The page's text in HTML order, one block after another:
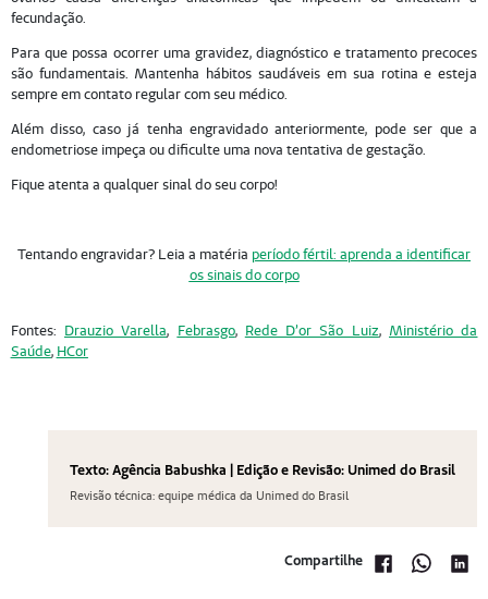
fecundação.
Para que possa ocorrer uma gravidez, diagnóstico e tratamento precoces
são fundamentais. Mantenha hábitos saudáveis em sua rotina e esteja
sempre em contato regular com seu médico.
Além disso, caso já tenha engravidado anteriormente, pode ser que a
endometriose impeça ou dificulte uma nova tentativa de gestação.
Fique atenta a qualquer sinal do seu corpo!
Tentando engravidar? Leia a matéria período fértil: aprenda a identificar
os sinais do corpo
Fontes: Drauzio Varella, Febrasgo, Rede D’or São Luiz, Ministério da
Saúde, HCor
Texto: Agência Babushka | Edição e Revisão: Unimed do Brasil
Revisão técnica: equipe médica da Unimed do Brasil
Compartilhe